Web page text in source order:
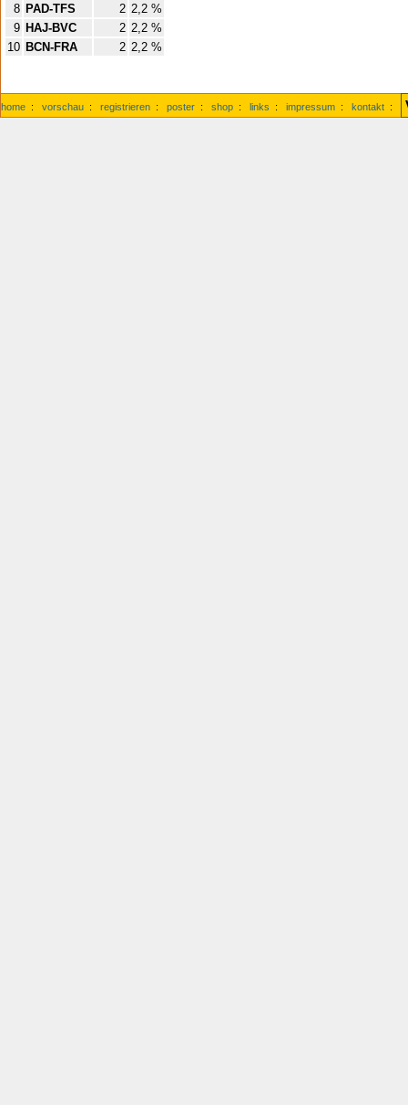
8 PAD-TFS 2 2,2 %
9 HAJ-BVC 2 2,2 %
10 BCN-FRA 2 2,2 %
home : vorschau : registrieren : poster : shop : links : impressum : kontakt :